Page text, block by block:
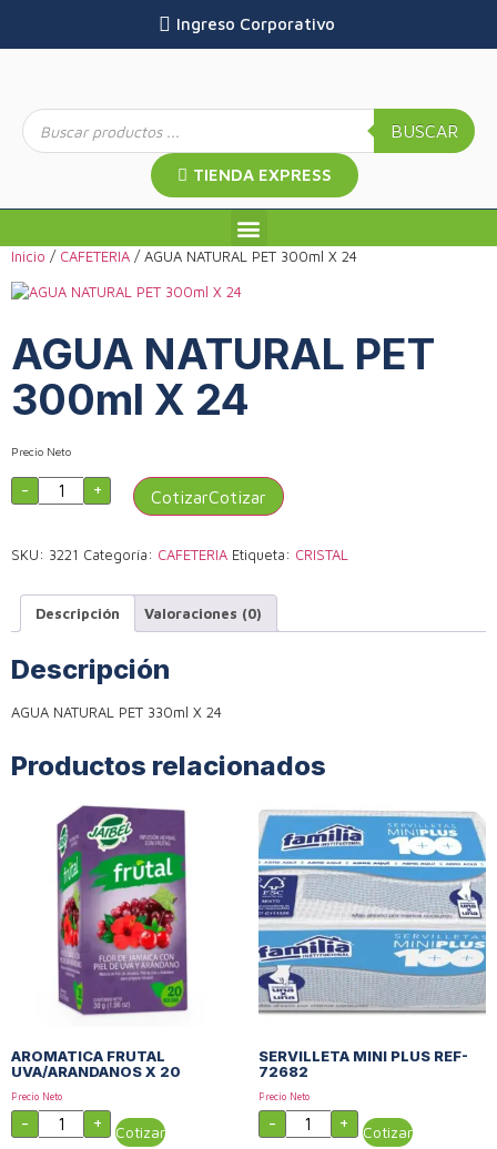
Ingreso Corporativo
BUSCAR
TIENDA EXPRESS
Inicio / CAFETERIA / AGUA NATURAL PET 300ml X 24
AGUA NATURAL PET
300ml X 24
Precio Neto
- + Cotizar
SKU: 3221 Categoría: CAFETERIA Etiqueta: CRISTAL
Descripción Valoraciones (0)
Descripción
AGUA NATURAL PET 330ml X 24
Productos relacionados
AROMATICA FRUTAL
UVA/ARANDANOS X 20
Precio Neto
- + Cotizar
SERVILLETA MINI PLUS REF-
72682
Precio Neto
- + Cotizar